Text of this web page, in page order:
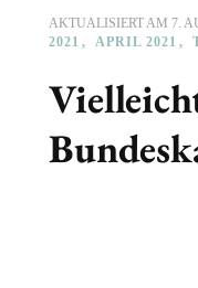
AKTUALISIERT AM 7.
2021
APRIL 2021